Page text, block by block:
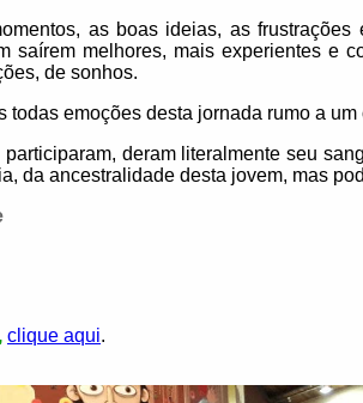
as boas ideias, as
saírem melhores, mais experientes e
de sonhos.
todas emoções desta jornada rumo a
deram literalmente seu
da ancestralidade desta jovem, mas
clique aqui.